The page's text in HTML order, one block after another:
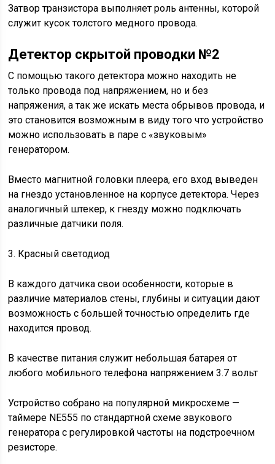
Затвор транзистора выполняет роль антенны, которой
служит кусок толстого медного провода.
Детектор скрытой проводки №2
С помощью такого детектора можно находить не
только провода под напряжением, но и без
напряжения, а так же искать места обрывов провода, и
это становится возможным в виду того что устройство
можно использовать в паре с «звуковым»
генератором.
Вместо магнитной головки плеера, его вход выведен
на гнездо установленное на корпусе детектора. Через
аналогичный штекер, к гнезду можно подключать
различные датчики поля.
3. Красный светодиод
В каждого датчика свои особенности, которые в
различие материалов стены, глубины и ситуации дают
возможность с большей точностью определить где
находится провод.
В качестве питания служит небольшая батарея от
любого мобильного телефона напряжением 3.7 вольт
Устройство собрано на популярной микросхеме —
таймере NE555 по стандартной схеме звукового
генератора с регулировкой частоты на подстроечном
резисторе.